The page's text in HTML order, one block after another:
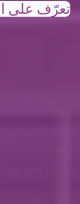
تعرّف على